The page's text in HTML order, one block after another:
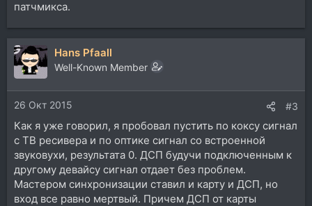
патчмикса.
Hans Pfaall
Well-Known Member
26 Окт 2015 #3
Как я уже говорил, я пробовал пустить по коксу сигнал
с ТВ ресивера и по оптике сигнал со встроенной
звуковухи, результата 0. ДСП будучи подключенным к
другому девайсу сигнал отдает без проблем.
Мастером синхронизации ставил и карту и ДСП, но
вход все равно мертвый. Причем ДСП от карты